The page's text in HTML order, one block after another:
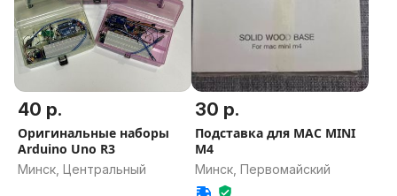
40 р.
Оригинальные наборы
Arduino Uno R3
Минск, Центральный
30 р.
Подставка для MAC MINI
M4
Минск, Первомайский